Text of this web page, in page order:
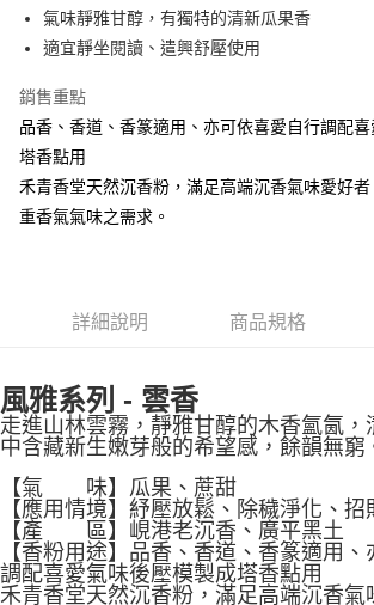
悠遊付
Google Pay
全盈+PAY
【關於「AFTEE先享後付」】
AFTEE先享後付是「在收到商品之後才付款」的支付方
結帳頁面，進行簡訊認證並確認金額後，即可完成結帳
２．訂單成立數日內，您將收到繳費通知簡訊。
３．收到繳費通知簡訊後14天內，點擊此簡訊中的連
ATM／網路銀行／等多元方式進行付款，方視為交易完
※ 請注意：結帳手續完成當下不需立刻繳費，但若您
購買商品的店家。未經商家同意取消之訂單仍視為有效
後付繳納相關費用。
※ 交易是否成功請以「AFTEE先享後付 」之結帳頁面
是否繳費成功／繳費後需取消欲退款等相關疑問，請
客戶支援中心」https://netprotections.freshdesk.com/
ATM付款
運送方式
每筆NT$60，滿NT$1,500(含以上)免運費
付款後全家取貨
7-11取貨付款
每筆NT$60，滿NT$1,500(含以上)免運費
付款後7-11取貨
氣味靜雅甘醇，有獨特的清新瓜果香
適宜靜坐閱讀、遣興舒壓使用
銷售重點
品香、香道、香篆適用、亦可依喜愛自行調配
塔香點用
禾青香堂天然沉香粉，滿足高端沉香氣味愛好
重香氣氣味之需求。
詳細說明 商品規格
風雅系列 - 雲香
走進山林雲霧，靜雅甘醇的木香氳氤，
中含藏新生嫩芽般的希望感，餘韻無窮
【氣 味】瓜果、蔗甜
【應用情境】紓壓放鬆、除穢淨化、招
【產 區】 峴港老沉香 、 廣平黑土
【香粉用途】 品香、香道、香篆適用、
調配喜愛氣味後壓模製成塔香點用
禾青香堂天然沉香粉，滿足高端沉香氣